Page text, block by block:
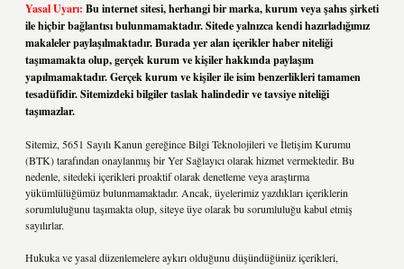
Yasal Uyarı: Bu internet sitesi, herhangi bir marka, kurum veya şahıs şirketi
ile hiçbir bağlantısı bulunmamaktadır. Sitede yalnızca kendi hazırladığımız
makaleler paylaşılmaktadır. Burada yer alan içerikler haber niteliği
taşımamakta olup, gerçek kurum ve kişiler hakkında paylaşım
yapılmamaktadır. Gerçek kurum ve kişiler ile isim benzerlikleri tamamen
tesadüfidir. Sitemizdeki bilgiler taslak halindedir ve tavsiye niteliği
taşımazlar.
Sitemiz, 5651 Sayılı Kanun gereğince Bilgi Teknolojileri ve İletişim Kurumu
(BTK) tarafından onaylanmış bir Yer Sağlayıcı olarak hizmet vermektedir. Bu
nedenle, sitedeki içerikleri proaktif olarak denetleme veya araştırma
yükümlülüğümüz bulunmamaktadır. Ancak, üyelerimiz yazdıkları içeriklerin
sorumluluğunu taşımakta olup, siteye üye olarak bu sorumluluğu kabul etmiş
sayılırlar.
Hukuka ve yasal düzenlemelere aykırı olduğunu düşündüğünüz içerikleri,